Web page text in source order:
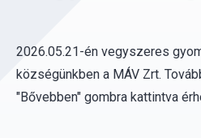
2026.05.21-én vegyszeres
községünkben a MÁV Zrt.
"Bővebben" gombra kattintva